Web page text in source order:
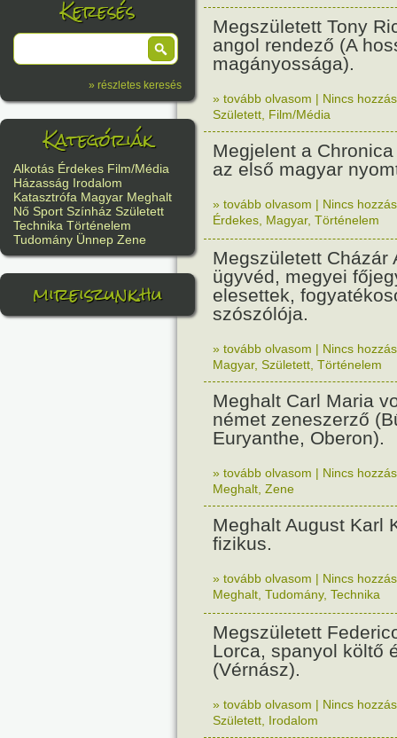
Keresés
» részletes keresés
Kategóriák
Alkotás Érdekes Film/Média
Házasság Irodalom
Katasztrófa Magyar Meghalt
Nő Sport Színház Született
Technika Történelem
Tudomány Ünnep Zene
mireiszunk.hu
Megszületett Tony
angol rendező (A
magányossága).
» tovább olvasom | Nincs
Született Film/Média
Megjelent a
az első magyar
» tovább olvasom | Nincs
Érdekes Magyar, Történelem
Megszületett Cházár
ügyvéd, megyei
elesettek,
szószólója.
» tovább olvasom | Nincs
Magyar, Született Történelem
Meghalt Carl Maria
német zeneszerző
Euryanthe, Oberon).
» tovább olvasom | Nincs
Meghalt Zene
Meghalt August Karl
fizikus.
» tovább olvasom | Nincs
Meghalt Tudomány, Technika
Megszületett
Lorca, spanyol költő
(Vérnász).
» tovább olvasom | Nincs
Született Irodalom